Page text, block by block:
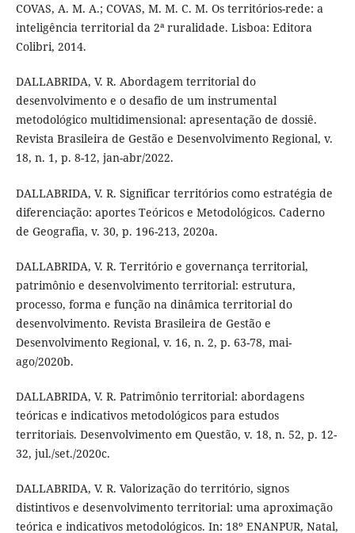
COVAS, A. M. A.; COVAS, M. M. C. M. Os territórios-rede: a
inteligência territorial da 2ª ruralidade. Lisboa: Editora
Colibri, 2014.
DALLABRIDA, V. R. Abordagem territorial do
desenvolvimento e o desafio de um instrumental
metodológico multidimensional: apresentação de dossiê.
Revista Brasileira de Gestão e Desenvolvimento Regional, v.
18, n. 1, p. 8-12, jan-abr/2022.
DALLABRIDA, V. R. Significar territórios como estratégia de
diferenciação: aportes Teóricos e Metodológicos. Caderno
de Geografia, v. 30, p. 196-213, 2020a.
DALLABRIDA, V. R. Território e governança territorial,
patrimônio e desenvolvimento territorial: estrutura,
processo, forma e função na dinâmica territorial do
desenvolvimento. Revista Brasileira de Gestão e
Desenvolvimento Regional, v. 16, n. 2, p. 63-78, mai-
ago/2020b.
DALLABRIDA, V. R. Patrimônio territorial: abordagens
teóricas e indicativos metodológicos para estudos
territoriais. Desenvolvimento em Questão, v. 18, n. 52, p. 12-
32, jul./set./2020c.
DALLABRIDA, V. R. Valorização do território, signos
distintivos e desenvolvimento territorial: uma aproximação
teórica e indicativos metodológicos. In: 18º ENANPUR, Natal,